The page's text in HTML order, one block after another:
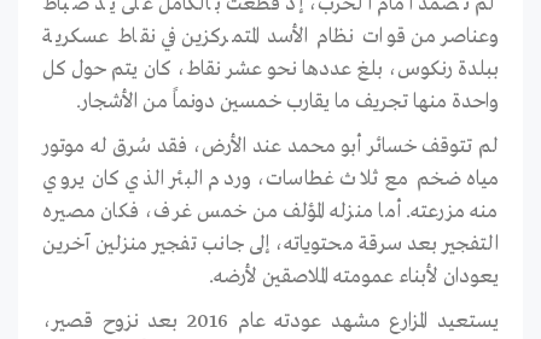
وعناصر من قوات نظام الأسد المتمركزين في نقاط عسكرية
ببلدة رنكوس، بلغ عددها نحو عشر نقاط، كان يتم حول كل
واحدة منها تجريف ما يقارب خمسين دونماً من الأشجار.
لم تتوقف خسائر أبو محمد عند الأرض، فقد سُرق له موتور
مياه ضخم مع ثلاث غطاسات، وردم البئر الذي كان يروي
منه مزرعته. أما منزله المؤلف من خمس غرف، فكان مصيره
التفجير بعد سرقة محتوياته، إلى جانب تفجير منزلين آخرين
يعودان لأبناء عمومته الملاصقين لأرضه.
يستعيد المزارع مشهد عودته عام 2016 بعد نزوح قصير،